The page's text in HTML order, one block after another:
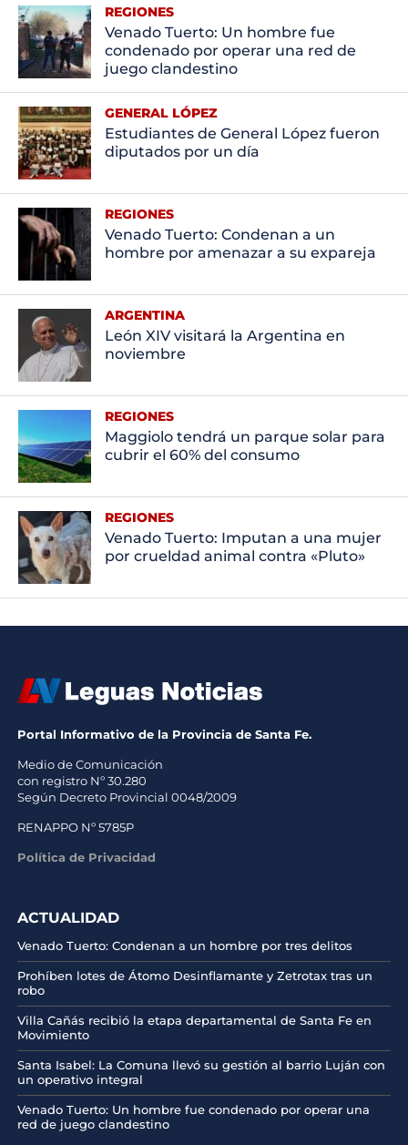
REGIONES
Venado Tuerto: Un hombre fue
condenado por operar una red de
juego clandestino
GENERAL LÓPEZ
Estudiantes de General López fueron
diputados por un día
REGIONES
Venado Tuerto: Condenan a un
hombre por amenazar a su expareja
ARGENTINA
León XIV visitará la Argentina en
noviembre
REGIONES
Maggiolo tendrá un parque solar para
cubrir el 60% del consumo
REGIONES
Venado Tuerto: Imputan a una mujer
por crueldad animal contra «Pluto»
Portal Informativo de la Provincia de Santa Fe.
Medio de Comunicación
con registro Nº 30.280
Según Decreto Provincial 0048/2009
RENAPPO Nº 5785P
Política de Privacidad
ACTUALIDAD
Venado Tuerto: Condenan a un hombre por tres delitos
Prohíben lotes de Átomo Desinflamante y Zetrotax tras un
robo
Villa Cañás recibió la etapa departamental de Santa Fe en
Movimiento
Santa Isabel: La Comuna llevó su gestión al barrio Luján con
un operativo integral
Venado Tuerto: Un hombre fue condenado por operar una
red de juego clandestino